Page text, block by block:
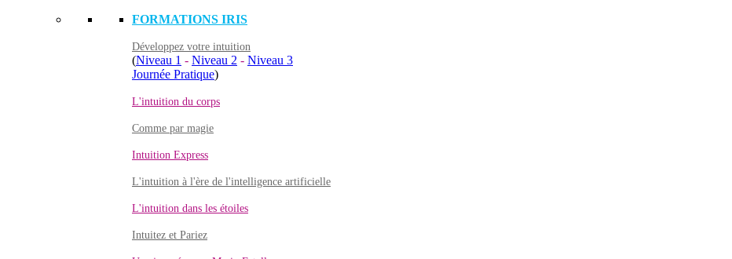
FORMATIONS IRIS
Développez votre intuition
(Niveau 1 - Niveau 2 - Niveau 3
Journée Pratique)
L'intuition du corps
Comme par magie
Intuition Express
L'intuition à l'ère de l'intelligence artificielle
L'intuition dans les étoiles
Intuitez et Pariez